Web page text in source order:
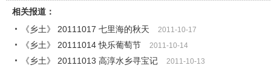
相关报道：
《乡土》 20111017 七里海的秋天
2011-10-17
《乡土》 20111014 快乐葡萄节 2011-10-14
《乡土》 20111013 高淳水乡寻宝记 2011-10-13